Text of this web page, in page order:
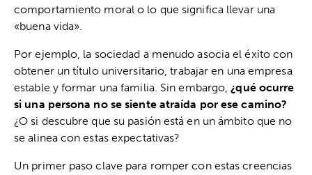
comportamiento moral o lo que significa llevar una
«buena vida».
Por ejemplo, la sociedad a menudo asocia el éxito con
obtener un título universitario, trabajar en una empresa
estable y formar una familia. Sin embargo, ¿qué ocurre
si una persona no se siente atraída por ese camino?
¿O si descubre que su pasión está en un ámbito que no
se alinea con estas expectativas?
Un primer paso clave para romper con estas creencias